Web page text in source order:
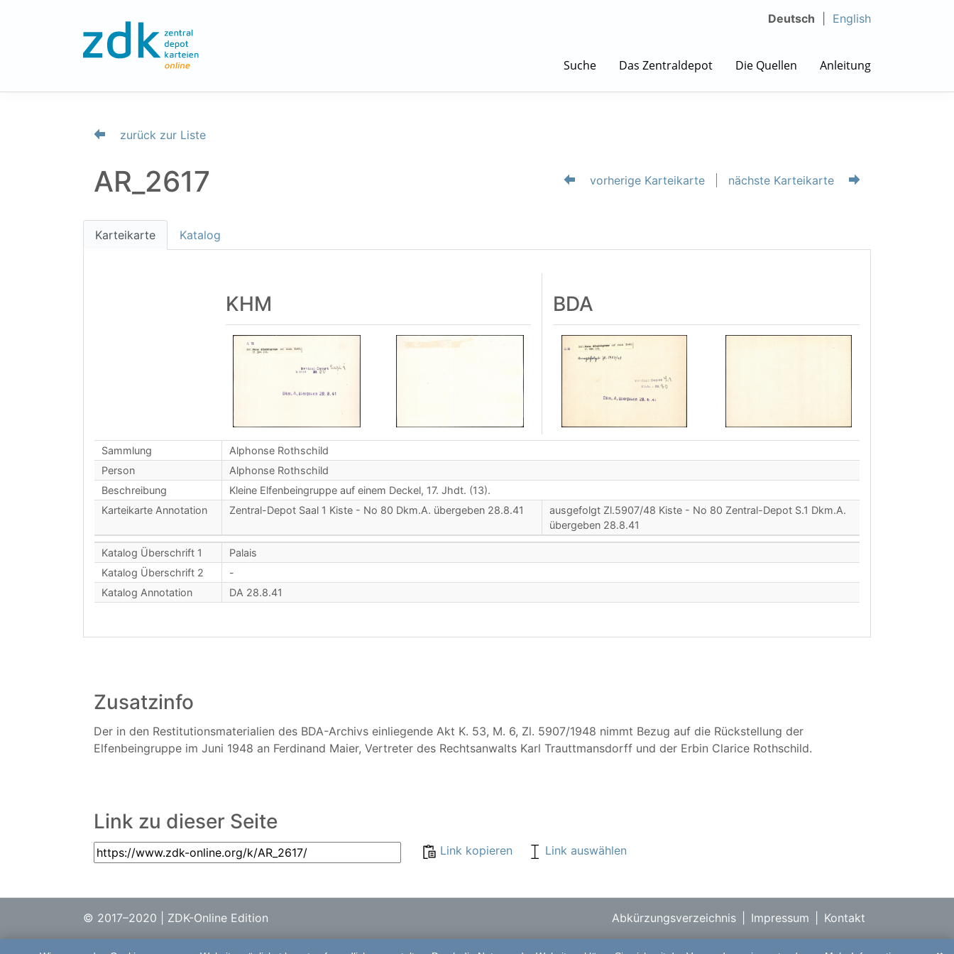
Deutsch English
Suche Das Zentraldepot Die Quellen Anleitung
zurück zur Liste
AR_2617 vorherige Karteikarte nächste Karteikarte
Karteikarte Katalog
KHM BDA
Sammlung
Alphonse Rothschild
Person
Alphonse Rothschild
Beschreibung
Kleine Elfenbeingruppe auf einem Deckel, 17. Jhdt. (13).
Karteikarte Annotation
Zentral-Depot Saal 1 Kiste - No 80 Dkm.A. übergeben 28.8.41
ausgefolgt Zl.5907/48 Kiste - No 80 Zentral-Depot S.1 Dkm.A.
übergeben 28.8.41
Katalog Überschrift 1
Palais
Katalog Überschrift 2
-
Katalog Annotation
DA 28.8.41
Zusatzinfo
Der in den Restitutionsmaterialien des BDA-Archivs einliegende Akt K. 53, M. 6, Zl. 5907/1948 nimmt Bezug auf die Rückstellung der
Elfenbeingruppe im Juni 1948 an Ferdinand Maier, Vertreter des Rechtsanwalts Karl Trauttmansdorff und der Erbin Clarice Rothschild.
Link zu dieser Seite
Link kopieren Link auswählen
© 2017–2020 | ZDK-Online Edition Abkürzungsverzeichnis Impressum Kontakt